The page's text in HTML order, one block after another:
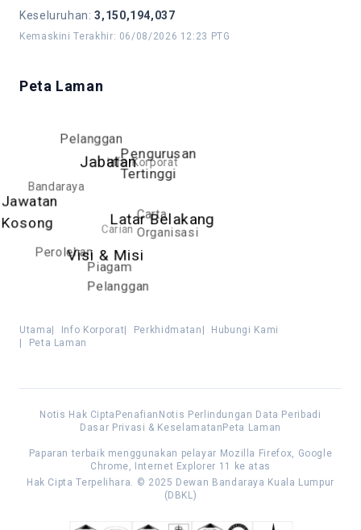
Keseluruhan:3,150,194,037
Kemaskini Terakhir: 06/08/2026 12:23 PTG
Peta Laman
Latar Belakang
Visi & Misi
Piagam
Pelanggan
Carta
Organisasi
Pengurusan
Tertinggi
Jabatan
Jawatan
Kosong
Perolehan
Carian
Info Korporat
Pelanggan
Bandaraya
Utama Info Korporat Perkhidmatan
Hubungi Kami
Peta Laman
Notis Hak Cipta Penafian Notis Perlindungan Data Peribadi
Dasar Privasi & Keselamatan Peta Laman
Paparan terbaik menggunakan pelayar Mozilla Firefox, Google
Chrome, Internet Explorer 11 ke atas
Hak Cipta Terpelihara. © 2025 Dewan Bandaraya Kuala Lumpur
(DBKL)